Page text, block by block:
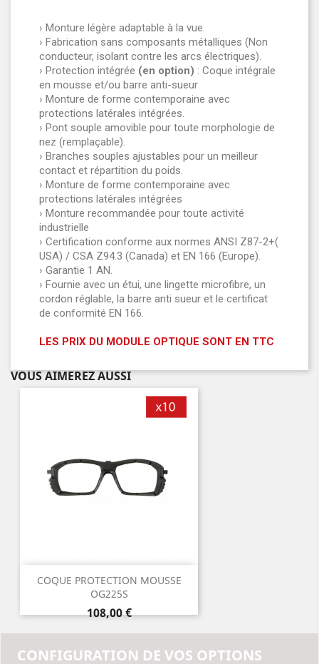
› Monture légère adaptable à la vue.
› Fabrication sans composants métalliques (Non
conducteur, isolant contre les arcs électriques).
› Protection intégrée (en option) : Coque intégrale
en mousse et/ou barre anti-sueur
› Monture de forme contemporaine avec
protections latérales intégrées.
› Pont souple amovible pour toute morphologie de
nez (remplaçable).
› Branches souples ajustables pour un meilleur
contact et répartition du poids.
› Monture de forme contemporaine avec
protections latérales intégrées
› Monture recommandée pour toute activité
industrielle
› Certification conforme aux normes ANSI Z87-2+(
USA) / CSA Z94.3 (Canada) et EN 166 (Europe).
› Garantie 1 AN.
› Fournie avec un étui, une lingette microfibre, un
cordon réglable, la barre anti sueur et le certificat
de conformité EN 166.
LES PRIX DU MODULE OPTIQUE SONT EN TTC
VOUS AIMEREZ AUSSI
COQUE PROTECTION MOUSSE
OG225S
Prix
108,00 €
CONFIGURATION DE VOS OPTIONS